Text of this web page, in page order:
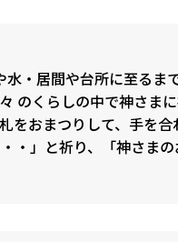
・居間や台所に至るま
のくらしの中で神さま
おまつりして、手を合
・」と祈り、「神さま